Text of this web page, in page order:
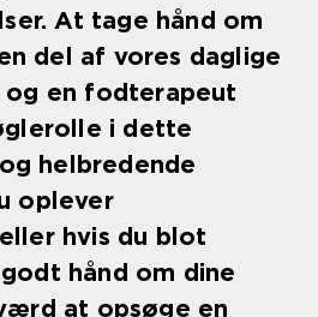
At tage hånd om
del af vores daglige
og en fodterapeut
i dette
helbredende
oplever
hvis du blot
hånd om dine
at opsøge en